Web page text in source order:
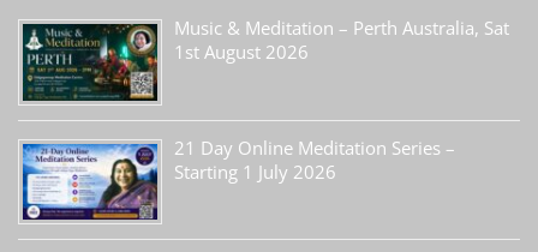
Music & Meditation – Perth Australia, Sat
1st August 2026
21 Day Online Meditation Series –
Starting 1 July 2026